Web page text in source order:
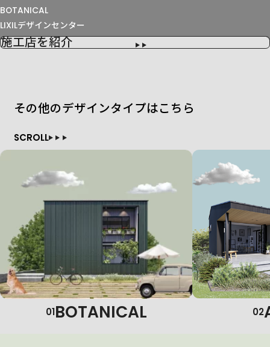
BOTANICAL
LIXILデザインセンター
施工店を紹介
その他のデザインタイプはこちら
SCROLL
01BOTANICAL 02